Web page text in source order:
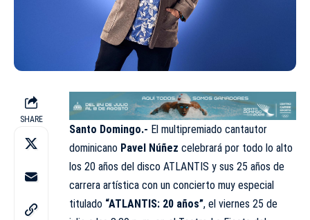
SHARE
Santo Domingo.- El multipremiado cantautor
dominicano Pavel Núñez celebrará por todo lo alto
los 20 años del disco ATLANTIS y sus 25 años de
carrera artística con un concierto muy especial
titulado “ATLANTIS: 20 años”, el viernes 25 de